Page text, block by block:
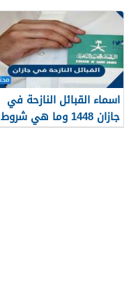
اسماء القبائل النازحة في
جازان 1448 وما هي شروط
تجنيسها